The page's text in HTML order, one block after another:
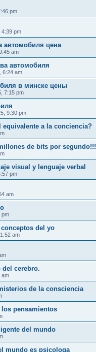
pm
4:39 pm
автомобиля цена
am
автомобиля
6:24 am
в минске цены
7:15 pm
9:30 pm
a la conciencia?
de bits por segundo!!!
visual y lenguaje verbal
pm
am
pm
del yo
am
cerebro.
am
de la consciencia
pensamientos
del mundo
mundo es psicologa